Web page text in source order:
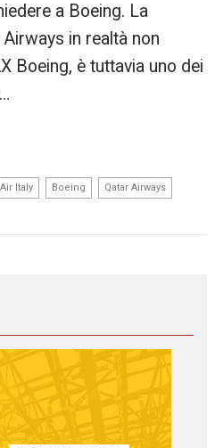
a Boeing. La
in realtà non
Boeing, è tuttavia uno dei
Air Italy Boeing Qatar Airways